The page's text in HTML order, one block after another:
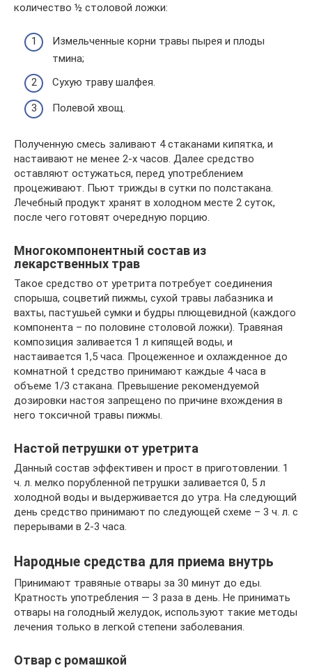
количество ½ столовой ложки:
Измельченные корни травы пырея и плоды
тмина;
Сухую траву шалфея.
Полевой хвощ.
Полученную смесь заливают 4 стаканами кипятка, и
настаивают не менее 2-х часов. Далее средство
оставляют остужаться, перед употреблением
процеживают. Пьют трижды в сутки по полстакана.
Лечебный продукт хранят в холодном месте 2 суток,
после чего готовят очередную порцию.
Многокомпонентный состав из
лекарственных трав
Такое средство от уретрита потребует соединения
спорыша, соцветий пижмы, сухой травы лабазника и
вахты, пастушьей сумки и будры плющевидной (каждого
компонента – по половине столовой ложки). Травяная
композиция заливается 1 л кипящей воды, и
настаивается 1,5 часа. Процеженное и охлажденное до
комнатной t средство принимают каждые 4 часа в
объеме 1/3 стакана. Превышение рекомендуемой
дозировки настоя запрещено по причине вхождения в
него токсичной травы пижмы.
Настой петрушки от уретрита
Данный состав эффективен и прост в приготовлении. 1
ч. л. мелко порубленной петрушки заливается 0, 5 л
холодной воды и выдерживается до утра. На следующий
день средство принимают по следующей схеме – 3 ч. л. с
перерывами в 2-3 часа.
Народные средства для приема внутрь
Принимают травяные отвары за 30 минут до еды.
Кратность употребления — 3 раза в день. Не принимать
отвары на голодный желудок, используют такие методы
лечения только в легкой степени заболевания.
Отвар с ромашкой